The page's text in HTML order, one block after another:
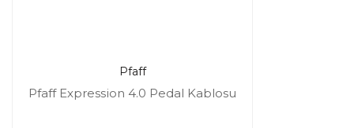
Pfaff
Pfaff Expression 4.0 Pedal Kablosu